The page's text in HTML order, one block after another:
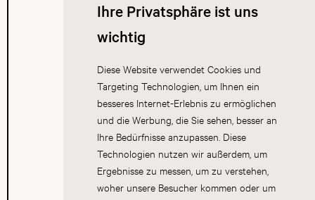
Ihre Privatsphäre ist uns
wichtig
Diese Website verwendet Cookies und
Targeting Technologien, um Ihnen ein
besseres Internet-Erlebnis zu ermöglichen
und die Werbung, die Sie sehen, besser an
Ihre Bedürfnisse anzupassen. Diese
Technologien nutzen wir außerdem, um
Ergebnisse zu messen, um zu verstehen,
woher unsere Besucher kommen oder um